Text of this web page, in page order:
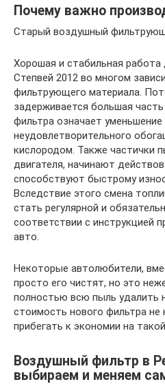
Почему важно
Старый воздушный
Хорошая и стабильная работа
Степвей 2012 во многом
фильтрующего материала.
задерживается большая
фильтра означает
неудовлетворительного
кислородом. Также частички
двигателя, начинают
способствуют быстрому
Вследствие этого смена
стать регулярной и
соответствии с инструкцией
авто.
Некоторые автолюбители,
просто его чистят, но это
полностью всю пыль удалить
стоимость нового фильтра
прибегать к экономии на
Воздушный фильтр в
выбираем и меняем